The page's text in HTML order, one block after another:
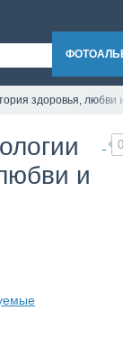
здоровья, любви
0
и